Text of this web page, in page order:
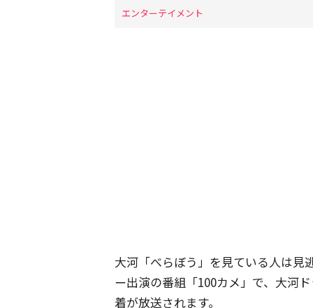
エンターテイメント
大河「べらぼう」を見ている人は見
ー出演の番組「100カメ」で、大河
着が放送されます。